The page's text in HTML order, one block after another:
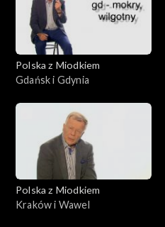
Polska z Miodkiem
Gdańsk i Gdynia
Polska z Miodkiem
Kraków i Wawel